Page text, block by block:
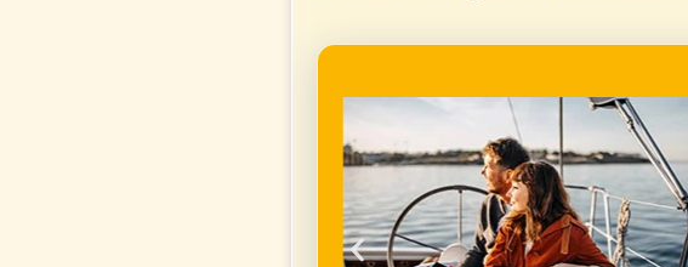
Um